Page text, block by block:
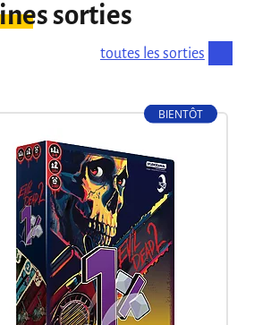
sorties
toutes les sorties
BIENTÔT